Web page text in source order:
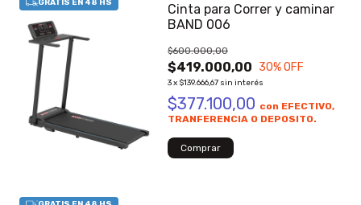
Cinta para Correr y caminar
BAND 006
$419.000,00
$600.000,00
30% OFF
3x $139.666,67 sin interés
$377.100,00 con EFECTIVO,
TRANFERENCIA O DEPOSITO.